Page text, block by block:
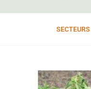
SECTEURS